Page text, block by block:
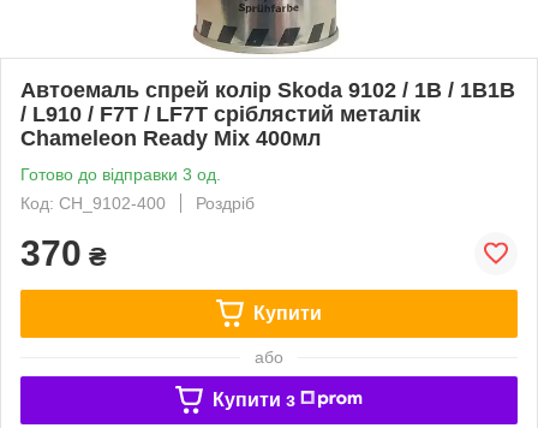
Автоемаль спрей колір Skoda 9102 / 1B / 1B1B
/ L910 / F7T / LF7T сріблястий металік
Chameleon Ready Mix 400мл
Готово до відправки 3 од.
Код: CH_9102-400
Роздріб
370 ₴
Купити
або
Купити з